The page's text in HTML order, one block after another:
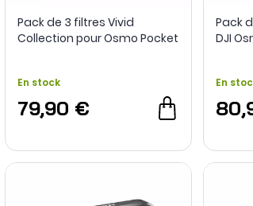
Pack de 3 filtres Vivid
Collection pour Osmo Pocket
En stock
79,90 €
Pack
DJI
En